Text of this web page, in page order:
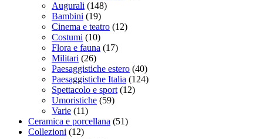
Augurali (148)
Bambini (19)
Cinema e teatro (12)
Costumi (10)
Flora e fauna (17)
Militari (26)
Paesaggistiche estero (40)
Paesaggistiche Italia (124)
Spettacolo e sport (12)
Umoristiche (59)
Varie (11)
Ceramica e porcellana (51)
Collezioni (12)